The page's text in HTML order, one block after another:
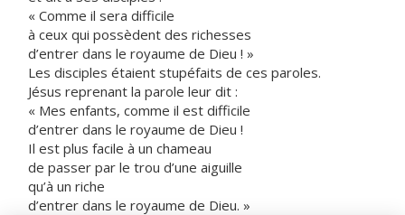
« Comme il sera difficile
à ceux qui possèdent des richesses
d’entrer dans le royaume de Dieu ! »
Les disciples étaient stupéfaits de ces paroles.
Jésus reprenant la parole leur dit :
« Mes enfants, comme il est difficile
d’entrer dans le royaume de Dieu !
Il est plus facile à un chameau
de passer par le trou d’une aiguille
qu’à un riche
d’entrer dans le royaume de Dieu. »